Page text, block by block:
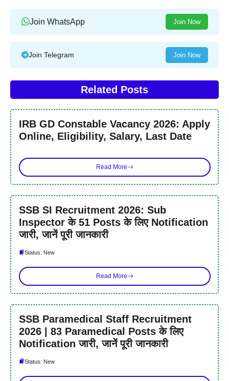
Join WhatsApp Join Now
Join Telegram Join Now
Related Posts
IRB GD Constable Vacancy 2026: Apply
Online, Eligibility, Salary, Last Date
Read More
SSB SI Recruitment 2026: Sub
Inspector के 51 Posts के लिए Notification
जारी, जानें पूरी जानकारी
Status: New
Read More
SSB Paramedical Staff Recruitment
2026 | 83 Paramedical Posts के लिए
Notification जारी, जानें पूरी जानकारी
Status: New